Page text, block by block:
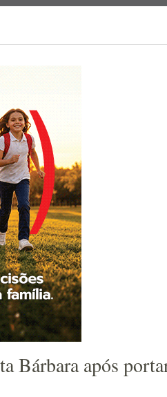
Bárbara após